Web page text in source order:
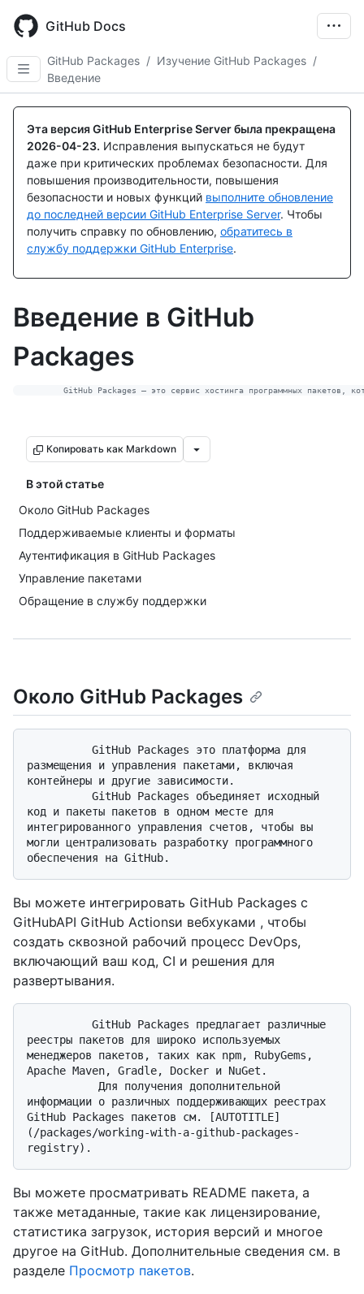
main
content
GitHub Docs
GitHub Packages / Изучение GitHub Packages /
Введение
Эта версия GitHub Enterprise Server была прекращена
2026-04-23. Исправления выпускаться не будут
даже при критических проблемах безопасности. Для
повышения производительности, повышения
безопасности и новых функций выполните обновление
до последней версии GitHub Enterprise Server. Чтобы
получить справку по обновлению, обратитесь в
службу поддержки GitHub Enterprise.
Введение в GitHub
Packages
Копировать как Markdown
В этой статье
Около GitHub Packages
Поддерживаемые клиенты и форматы
Аутентификация в GitHub Packages
Управление пакетами
Обращение в службу поддержки
Около GitHub Packages
размещения и управления пакетами, включая
контейнеры и другие зависимости.
код и пакеты пакетов в одном месте для
интегрированного управления счетов, чтобы вы
могли централизовать разработку программного
Вы можете интегрировать GitHub Packages с
GitHubAPI GitHub Actionsи вебхуками , чтобы
создать сквозной рабочий процесс DevOps,
включающий ваш код, CI и решения для
развертывания.
реестры пакетов для широко используемых
менеджеров пакетов, таких как npm, RubyGems,
Apache Maven, Gradle, Docker и NuGet.
информации о различных поддерживающих реестрах
GitHub Packages пакетов см. [AUTOTITLE]
(/packages/working-with-a-github-packages-
Вы можете просматривать README пакета, а
также метаданные, такие как лицензирование,
статистика загрузок, история версий и многое
другое на GitHub. Дополнительные сведения см. в
разделе Просмотр пакетов.